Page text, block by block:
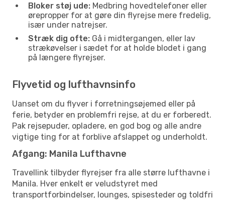
Bloker støj ude: Medbring hovedtelefoner eller
ørepropper for at gøre din flyrejse mere fredelig,
især under natrejser.
Stræk dig ofte: Gå i midtergangen, eller lav
strækøvelser i sædet for at holde blodet i gang
på længere flyrejser.
Flyvetid og lufthavnsinfo
Uanset om du flyver i forretningsøjemed eller på
ferie, betyder en problemfri rejse, at du er forberedt.
Pak rejsepuder, opladere, en god bog og alle andre
vigtige ting for at forblive afslappet og underholdt.
Afgang: Manila Lufthavne
Travellink tilbyder flyrejser fra alle større lufthavne i
Manila. Hver enkelt er veludstyret med
transportforbindelser, lounges, spisesteder og toldfri